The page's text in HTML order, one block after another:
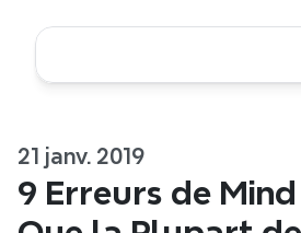
21 janv. 2019
9 Erreurs de